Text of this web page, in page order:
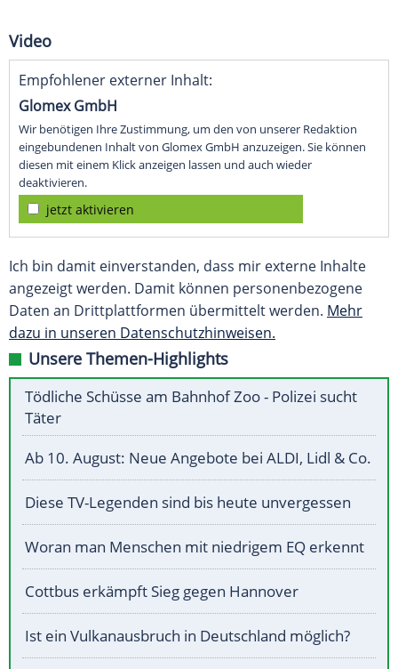
Video
Empfohlener externer Inhalt:
Glomex GmbH
Wir benötigen Ihre Zustimmung, um den von unserer Redaktion
eingebundenen Inhalt von Glomex GmbH anzuzeigen. Sie können
diesen mit einem Klick anzeigen lassen und auch wieder
deaktivieren.
jetzt aktivieren
Ich bin damit einverstanden, dass mir externe Inhalte
angezeigt werden. Damit können personenbezogene
Daten an Drittplattformen übermittelt werden. Mehr
dazu in unseren Datenschutzhinweisen.
Unsere Themen-Highlights
Tödliche Schüsse am Bahnhof Zoo - Polizei sucht
Täter
Ab 10. August: Neue Angebote bei ALDI, Lidl & Co.
Diese TV-Legenden sind bis heute unvergessen
Woran man Menschen mit niedrigem EQ erkennt
Cottbus erkämpft Sieg gegen Hannover
Ist ein Vulkanausbruch in Deutschland möglich?